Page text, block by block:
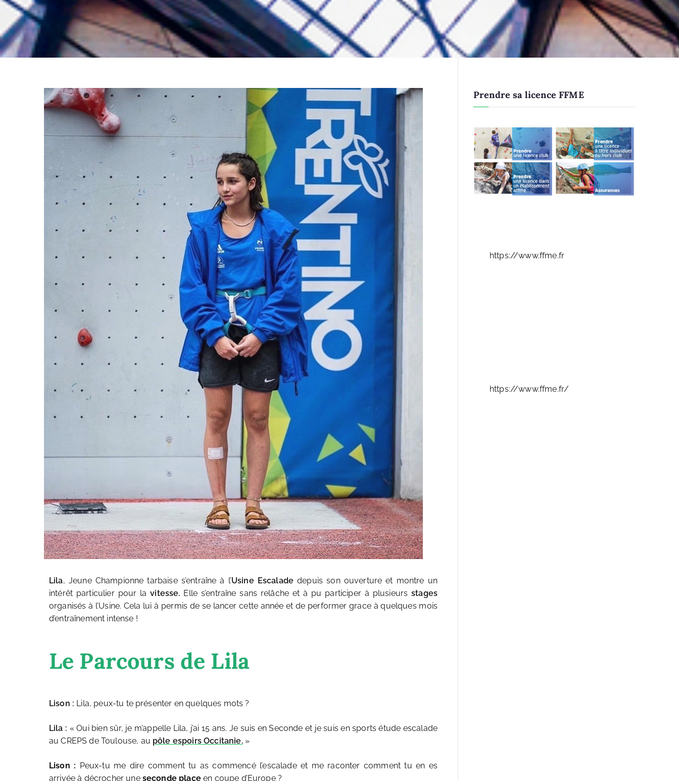
Lila, Jeune Championne tarbaise s’entraîne à l’Usine Escalade depuis son ouverture et montre un
intérêt particulier pour lavitesse. Elle s’entraîne sans relâche et à pu participer à plusieursstages
organisés à l’Usine. Cela lui à permis de se lancer cette année et de performer grace à quelques mois
d’entraînement intense !
Le Parcours de Lila
Lison : Lila, peux-tu te présenter en quelques mots ?
Lila : « Ouibien sûr, je m’appelle Lila, j’ai 15 ans. Je suis en Seconde et je suis en sports étude escalade
au CREPS de Toulouse, au pôle espoirs Occitanie.»
Lison : Peux-tu me dire comment tu as commencé l’escalade et me raconter comment tu en es
arrivée à décrocher uneseconde placeen coupe d’Europe ?
Prendre sa licence FFME
https://www.ffme.fr
https://www.ffme.fr/